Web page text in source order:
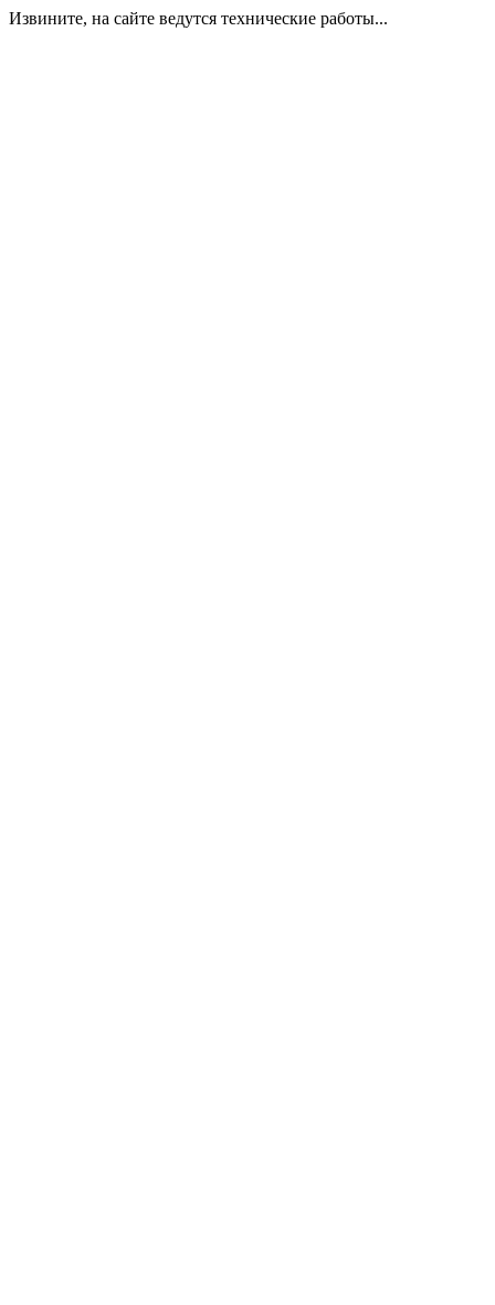
Извините, на сайте ведутся технические работы...